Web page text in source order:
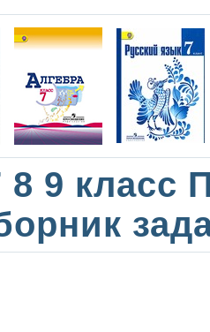
8 9 класс